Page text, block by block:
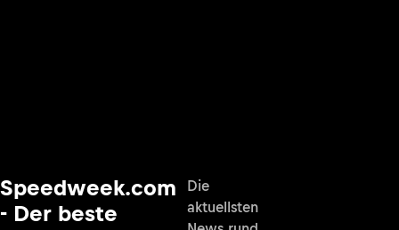
Speedweek.com
- Der beste
Die
aktuellsten